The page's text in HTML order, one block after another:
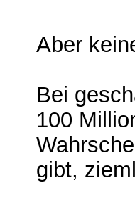
Aber
Bei
100
gibt,